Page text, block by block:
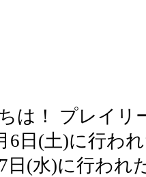
は！ プレイリ
6日(土)に行わ
日(水)に行わ